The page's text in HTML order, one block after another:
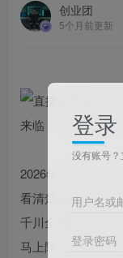
创业团
5个月前更新
2026年直播运营-千
看清楚这是2026年
千川全域最新打法！
马上随心推标准也
登录
没有账号
用户名或
登录密码